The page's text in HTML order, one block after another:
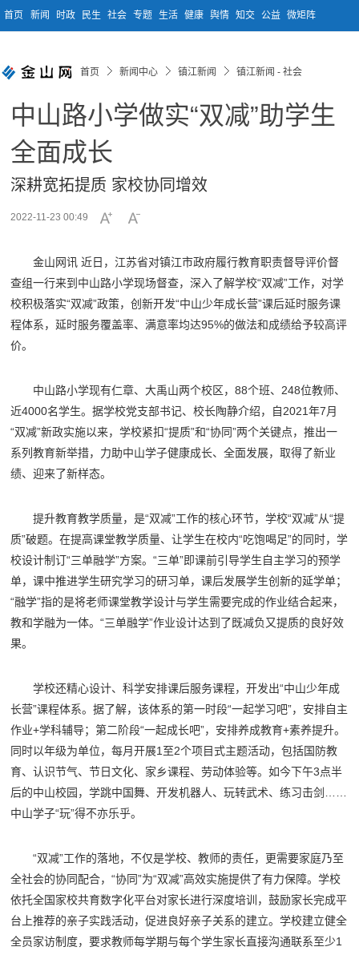
首页 新闻 时政 民生 社会 专题 生活 健康 舆情 知交 公益 微矩阵
首页 新闻中心 镇江新闻 镇江新闻 - 社会
中山路小学做实“双减”助学生
全面成长
深耕宽拓提质 家校协同增效
2022-11-23 00:49
金山网讯 近日，江苏省对镇江市政府履行教育职责督导评价督
查组一行来到中山路小学现场督查，深入了解学校“双减”工作，对学
校积极落实“双减”政策，创新开发“中山少年成长营”课后延时服务课
程体系，延时服务覆盖率、满意率均达95%的做法和成绩给予较高评
价。
中山路小学现有仁章、大禹山两个校区，88个班、248位教师、
近4000名学生。据学校党支部书记、校长陶静介绍，自2021年7月
“双减”新政实施以来，学校紧扣“提质”和“协同”两个关键点，推出一
系列教育新举措，力助中山学子健康成长、全面发展，取得了新业
绩、迎来了新样态。
提升教育教学质量，是“双减”工作的核心环节，学校“双减”从“提
质”破题。在提高课堂教学质量、让学生在校内“吃饱喝足”的同时，学
校设计制订“三单融学”方案。“三单”即课前引导学生自主学习的预学
单，课中推进学生研究学习的研习单，课后发展学生创新的延学单；
“融学”指的是将老师课堂教学设计与学生需要完成的作业结合起来，
教和学融为一体。“三单融学”作业设计达到了既减负又提质的良好效
果。
学校还精心设计、科学安排课后服务课程，开发出“中山少年成
长营”课程体系。据了解，该体系的第一时段“一起学习吧”，安排自主
作业+学科辅导；第二阶段“一起成长吧”，安排养成教育+素养提升。
同时以年级为单位，每月开展1至2个项目式主题活动，包括国防教
育、认识节气、节日文化、家乡课程、劳动体验等。如今下午3点半
后的中山校园，学跳中国舞、开发机器人、玩转武术、练习击剑……
中山学子“玩”得不亦乐乎。
“双减”工作的落地，不仅是学校、教师的责任，更需要家庭乃至
全社会的协同配合，“协同”为“双减”高效实施提供了有力保障。学校
依托全国家校共育数字化平台对家长进行深度培训，鼓励家长完成平
台上推荐的亲子实践活动，促进良好亲子关系的建立。学校建立健全
全员家访制度，要求教师每学期与每个学生家长直接沟通联系至少1